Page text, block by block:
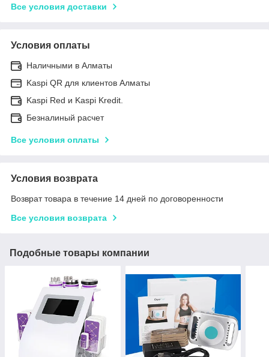
Все условия доставки
Условия оплаты
Наличными в Алматы
Kaspi QR для клиентов Алматы
Kaspi Red и Kaspi Kredit.
Безналиный расчет
Все условия оплаты
Условия возврата
Возврат товара в течение 14 дней по договоренности
Все условия возврата
Подобные товары компании